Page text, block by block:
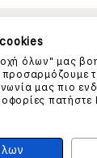
210 999
μια αστική
ΑΣΦΑΛΕΙΑ
όλων" μας
μας πιο
πατήστε